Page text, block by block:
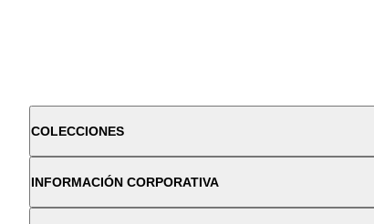
COLECCIONES
INFORMACIÓN CORPORATIVA